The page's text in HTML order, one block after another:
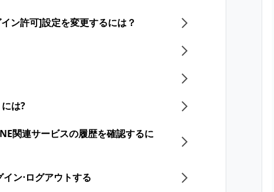
ン許可]設定を変更するには？
は?
関連サービスの履歴を確認するに
ン⋅ログアウトする